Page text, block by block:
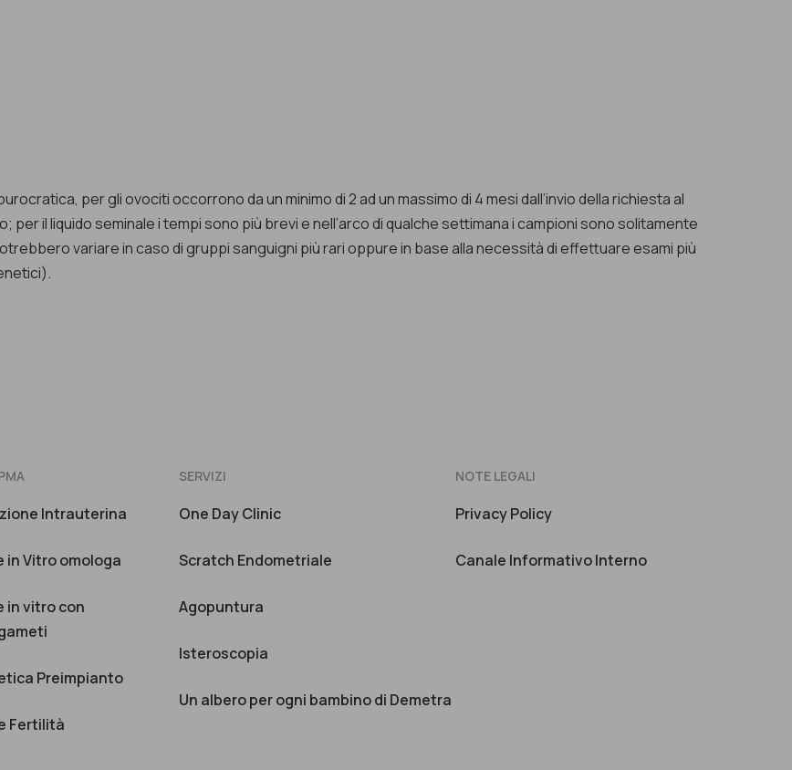
per gli ovociti occorrono da un minimo di 2 ad un massimo di 4 mesi dall’invio della richiesta al
per il liquido seminale i tempi sono più brevi e nell’arco di qualche settimana i campioni sono solitamente
variare in caso di gruppi sanguigni più rari oppure in base alla necessità di effettuare esami più
Intrauterina
in Vitro omologa
in vitro con
Preimpianto
Fertilità
SERVIZI
One Day Clinic
Scratch Endometriale
Agopuntura
Isteroscopia
Un albero per ogni bambino di Demetra
NOTE LEGALI
Privacy Policy
Canale Informativo Interno